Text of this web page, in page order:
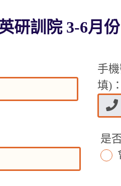
研訓院 3-6月
手
填)：
是